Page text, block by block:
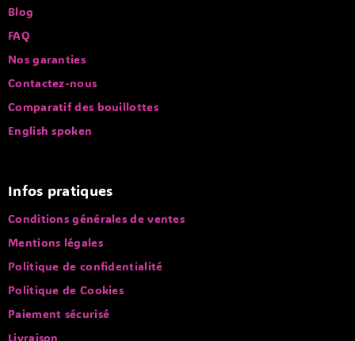
Blog
FAQ
Nos garanties
Contactez-nous
Comparatif des bouillottes
English spoken
Infos pratiques
Conditions générales de ventes
Mentions légales
Politique de confidentialité
Politique de Cookies
Paiement sécurisé
Livraison